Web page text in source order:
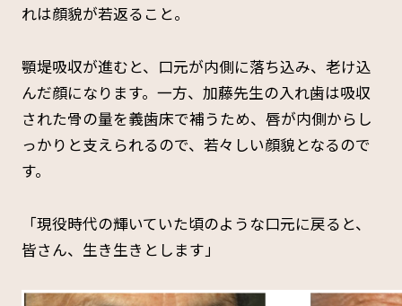
れは顔貌が若返ること。
顎堤吸収が進むと、口元が内側に落ち込み、老け込
んだ顔になります。一方、加藤先生の入れ歯は吸収
された骨の量を義歯床で補うため、唇が内側からし
っかりと支えられるので、若々しい顔貌となるので
す。
「現役時代の輝いていた頃のような口元に戻ると、
皆さん、生き生きとします」